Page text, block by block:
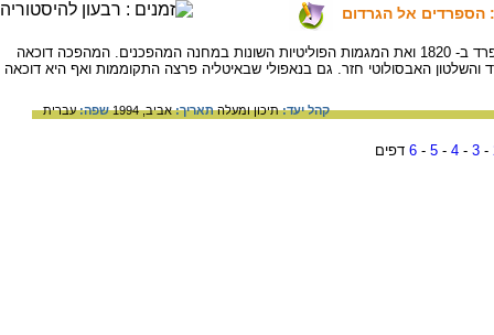
המאמר מתאר את ההתקוממות הצבאית בספרד ב- 1820 ואת המגמות הפוליטיות השונות במחנה המהפכנים. המהפכה דוכאה
האבסולוטי חזר. גם בנאפולי שבאיטליה פרצה התקוממות ואף היא דוכאה
קהל יעד:תיכון ומעלהתאריך:אביב, 1994 שפה:עברית
-
3
-
4
-
5
-
6 דפים